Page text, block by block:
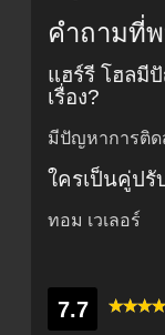
คำถามที่
แฮร์รี โฮลมี
เรื่อง?
มีปัญหาการติด
ใครเป็นคู่ปรั
ทอม เวเลอร์
7.7